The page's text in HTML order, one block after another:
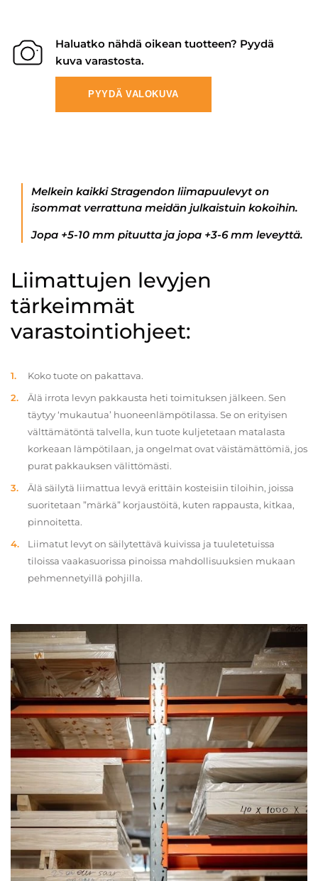
Haluatko nähdä oikean tuotteen? Pyydä
kuva varastosta.
PYYDÄ VALOKUVA
Melkein kaikki Stragendon liimapuulevyt on
isommat verrattuna meidän julkaistuin kokoihin.
Jopa +5-10 mm pituutta ja jopa +3-6 mm leveyttä.
Liimattujen levyjen
tärkeimmät
varastointiohjeet:
Koko tuote on pakattava.
Älä irrota levyn pakkausta heti toimituksen jälkeen. Sen
täytyy ‘mukautua’ huoneenlämpötilassa. Se on erityisen
välttämätöntä talvella, kun tuote kuljetetaan matalasta
korkeaan lämpötilaan, ja ongelmat ovat väistämättömiä, jos
purat pakkauksen välittömästi.
Älä säilytä liimattua levyä erittäin kosteisiin tiloihin, joissa
suoritetaan ”märkä” korjaustöitä, kuten rappausta, kitkaa,
pinnoitetta.
Liimatut levyt on säilytettävä kuivissa ja tuuletetuissa
tiloissa vaakasuorissa pinoissa mahdollisuuksien mukaan
pehmennetyillä pohjilla.